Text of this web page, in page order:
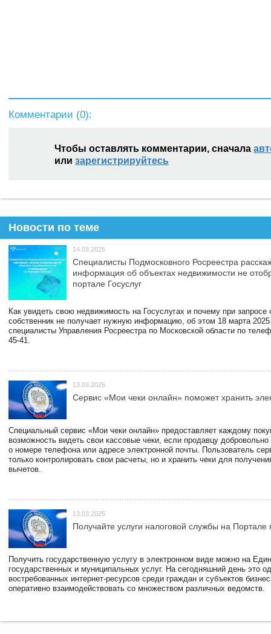
Комментарии (0):
Чтобы оставлять комментарии, сначала
или зарегистрируйтесь
Новости по теме
14.03.2025
Специалисты Подмосковного Росреестра
информация об объектах недвижимости не
портале Госуслуг
Как увидеть свою недвижимость на Госуслугах и почему при запросе
собственник не получает нужную информацию, об этом 18 марта 2025
специалисты Управления Росреестра по Московской области по
45-41.
13.03.2025
Сервис «Мои чеки онлайн» поможет хранить
Специальный сервис «Мои чеки онлайн» предоставляет каждому
возможность видеть свои кассовые чеки, если продавцу
о номере телефона или адресе электронной почты. Пользователь
только контролировать свои расчеты, но и хранить чеки для
вычетов.
13.03.2025
Получайте услуги налоговой службы на Портале
Получить государственную услугу в электронном виде можно на
государственных и муниципальных услуг. На сегодняшний день это
востребованных интернет-ресурсов среди граждан и субъектов
оперативно взаимодействовать со множеством различных ведомств.